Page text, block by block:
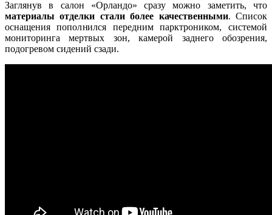
Заглянув в салон «Орландо» сразу можно заметить, что
материалы отделки стали более качественными. Список
оснащения пополнился передним парктроником, системой
мониторинга мертвых зон, камерой заднего обозрения,
подогревом сидений сзади.